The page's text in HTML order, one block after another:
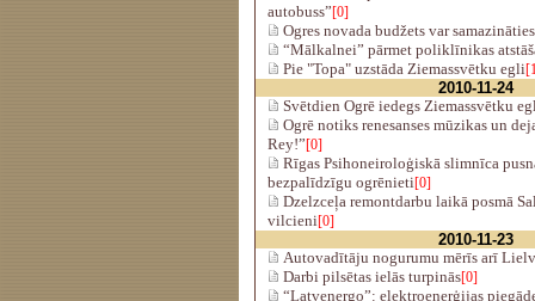
autobuss”[0]
Ogres novada budžets var
“Mālkalnei” pārmet poliklīnikas
Pie "Topa" uzstāda Ziemassvētku egli
2010-11-24
Svētdien Ogrē iedegs Ziemassvētku
Ogrē notiks renesanses mūzikas un
Rey!”[0]
Rīgas Psihoneiroloģiskā slimnīca
bezpalīdzīgu ogrēnieti[0]
Dzelzceļa remontdarbu laikā posmā
vilcieni[0]
2010-11-23
Autovadītāju nogurumu mērīs arī
Darbi pilsētas ielās turpinās[0]
“Latvenergo”: elektroenerģijas